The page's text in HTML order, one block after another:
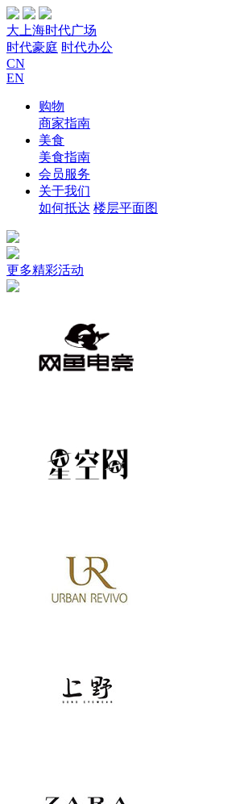
大上海时代广场
时代豪庭 时代办公
CN
EN
购物
商家指南
美食
美食指南
会员服务
关于我们
如何抵达 楼层平面图
更多精彩活动